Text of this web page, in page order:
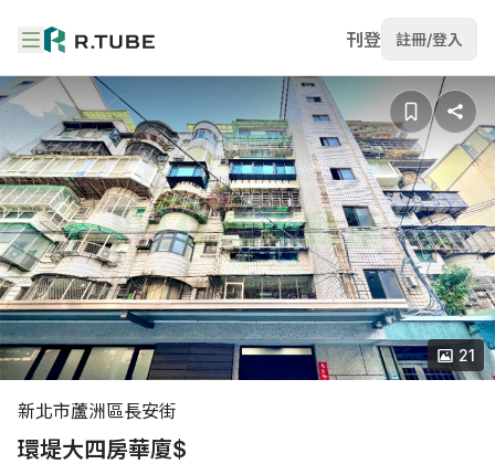
刊登 註冊/登入
新北市蘆洲區長安街
環堤大四房華廈$
21